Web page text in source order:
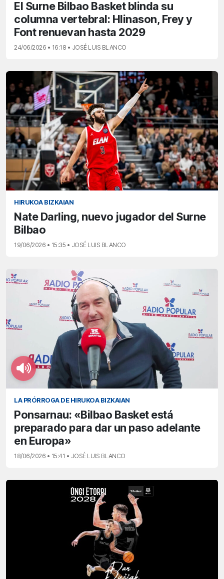
El Surne Bilbao Basket blinda su
columna vertebral: Hlinason, Frey y
Font renuevan hasta 2029
24/06/2026 • 16:18 • JOSÉ LUIS BLANCO
HIRUKOA BIZKAIAN
Nate Darling, nuevo jugador del Surne
Bilbao
19/06/2026 • 15:35 • JOSÉ LUIS BLANCO
LA PRÓRROGA DE HIRUKOA BIZKAIAN
Ponsarnau: «Bilbao Basket está
preparado para dar un paso adelante
en Europa»
18/06/2026 • 15:41 • JOSÉ LUIS BLANCO